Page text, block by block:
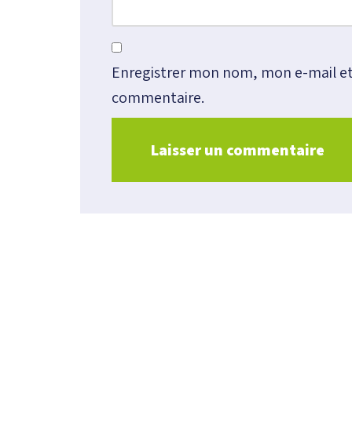
Enregistrer mon nom, mon e-mail
commentaire.